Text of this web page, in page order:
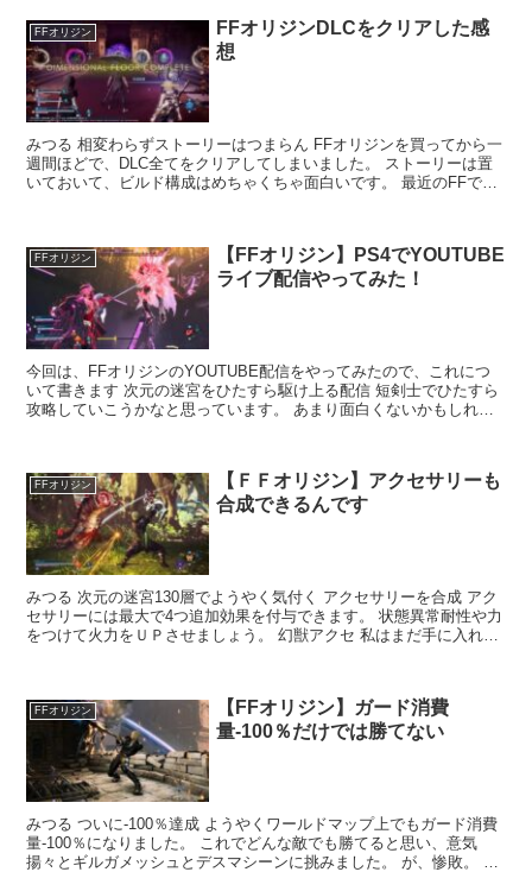
FFオリジン
FFオリジンDLCをクリアした感
想
みつる 相変わらずストーリーはつまらん FFオリジンを買ってから一
週間ほどで、DLC全てをクリアしてしまいました。 ストーリーは置
いておいて、ビルド構成はめちゃくちゃ面白いです。 最近のFFで言
FFオリジン
【FFオリジン】PS4でYOUTUBE
ライブ配信やってみた！
今回は、FFオリジンのYOUTUBE配信をやってみたので、これにつ
いて書きます 次元の迷宮をひたすら駆け上る配信 短剣士でひたすら
攻略していこうかなと思っています。 あまり面白くないかもしれま
FFオリジン
【ＦＦオリジン】アクセサリーも
合成できるんです
みつる 次元の迷宮130層でようやく気付く アクセサリーを合成 アク
セサリーには最大で4つ追加効果を付与できます。 状態異常耐性や力
をつけて火力をＵＰさせましょう。 幻獣アクセ 私はまだ手に入れて
FFオリジン
【FFオリジン】ガード消費
量-100％だけでは勝てない
みつる ついに-100％達成 ようやくワールドマップ上でもガード消費
量-100％になりました。 これでどんな敵でも勝てると思い、意気
揚々とギルガメッシュとデスマシーンに挑みました。 が、惨敗。 今